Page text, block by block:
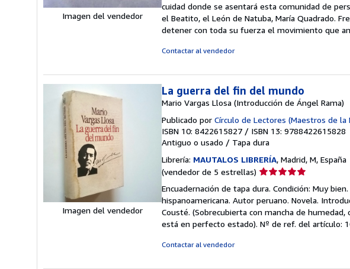
Imagen del vendedor
cuidad donde se asentará esta comunidad de
el Beatito, el León de Natuba, María Quadrado.
detener con toda su fuerza el movimiento que
Contactar al vendedor
Imagen del vendedor
La guerra del fin del mundo
Mario Vargas Llosa (Introducción de Ángel Rama)
Publicado por Círculo de Lectores (Maestros de la
ISBN 10: 8422615827 / ISBN 13: 9788422615828
Antiguo o usado / Tapa dura
Librería: MAUTALOS LIBRERÍA, Madrid, M, España
(vendedor de 5 estrellas) Calificación
vendedor:
5
de
5
Encuadernación de tapa dura. Condición: Muy
hispanoamericana. Autor peruano. Novela.
Cousté. (Sobrecubierta con mancha de
está en perfecto estado). Nº de ref. del artículo:
Contactar al vendedor